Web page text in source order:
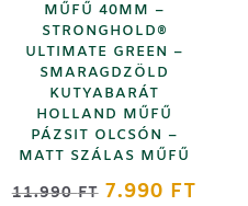
CURRENT
PRICE
MŰFŰ 40MM –
STRONGHOLD®
ULTIMATE GREEN –
SMARAGDZÖLD
KUTYABARÁT
HOLLAND MŰFŰ
PÁZSIT OLCSÓN –
MATT SZÁLAS MŰFŰ
11.990FT ORIGINAL
7.990 FT